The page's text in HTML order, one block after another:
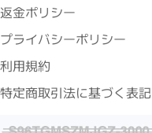
返金ポリシー
プライバシーポリシー
利用規約
特定商取引法に基づく表記